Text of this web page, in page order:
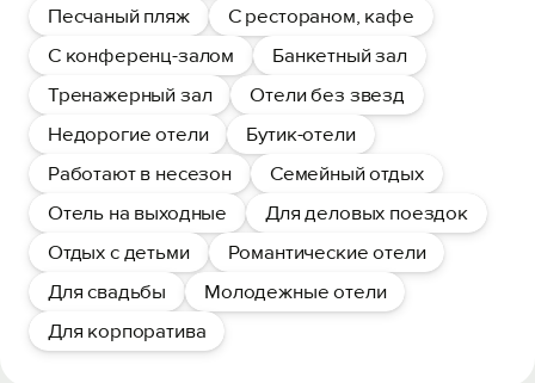
Песчаный пляж
С рестораном, кафе
С конференц-залом
Банкетный зал
Тренажерный зал
Отели без звезд
Недорогие отели
Бутик-отели
Работают в несезон
Семейный отдых
Отель на выходные
Для деловых поездок
Отдых с детьми
Романтические отели
Для свадьбы
Молодежные отели
Для корпоратива